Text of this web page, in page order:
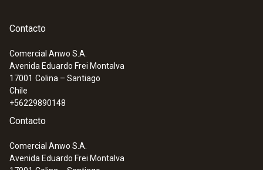
Contacto
Comercial Anwo S.A.
Avenida Eduardo Frei Montalva
17001 Colina – Santiago
Chile
+56229890148
Contacto
Comercial Anwo S.A.
Avenida Eduardo Frei Montalva